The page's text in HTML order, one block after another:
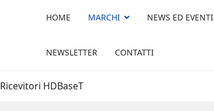
HOME MARCHI NEWS ED EVENTI
NEWSLETTER CONTATTI
Ricevitori HDBaseT